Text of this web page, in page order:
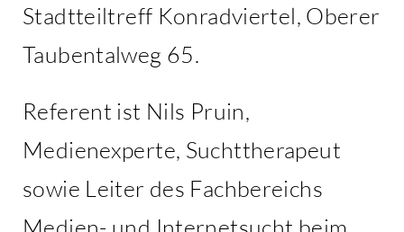
Stadtteiltreff Konradviertel, Oberer
Taubentalweg 65.
Referent ist Nils Pruin,
Medienexperte, Suchttherapeut
sowie Leiter des Fachbereichs